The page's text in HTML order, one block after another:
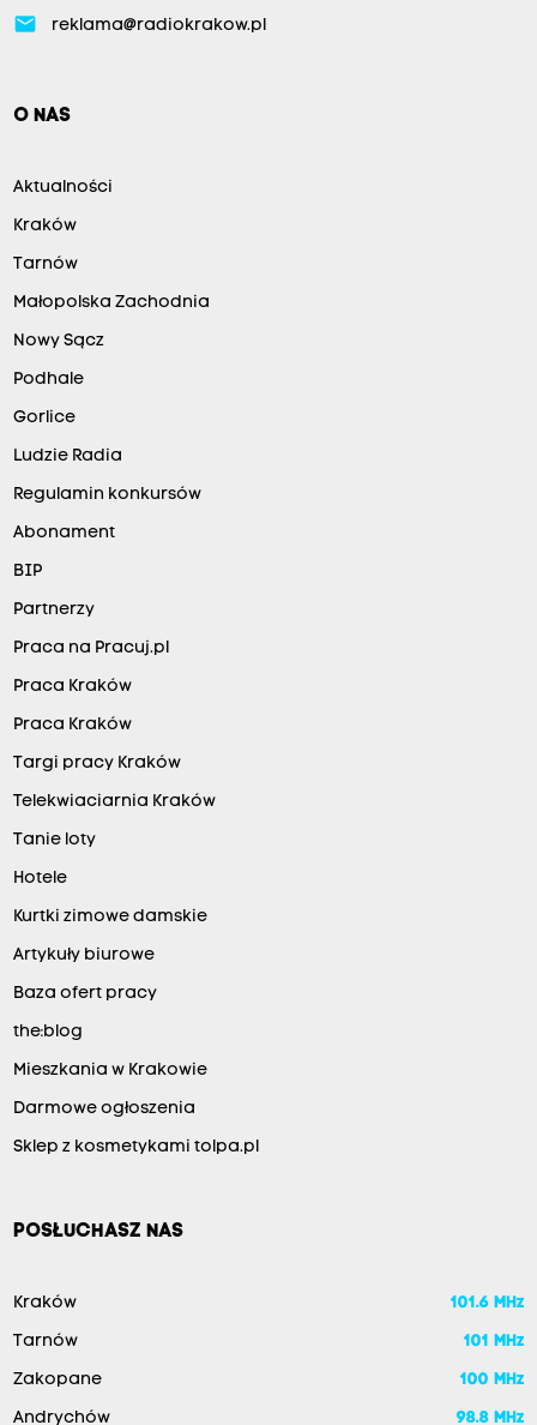
email reklama@radiokrakow.pl
O NAS
Aktualności
Kraków
Tarnów
Małopolska Zachodnia
Nowy Sącz
Podhale
Gorlice
Ludzie Radia
Regulamin konkursów
Abonament
BIP
Partnerzy
Praca na Pracuj.pl
Praca Kraków
Praca Kraków
Targi pracy Kraków
Telekwiaciarnia Kraków
Tanie loty
Hotele
Kurtki zimowe damskie
Artykuły biurowe
Baza ofert pracy
the:blog
Mieszkania w Krakowie
Darmowe ogłoszenia
Sklep z kosmetykami tolpa.pl
POSŁUCHASZ NAS
Kraków 101.6 MHz
Tarnów 101 MHz
Zakopane 100 MHz
Andrychów 98.8 MHz